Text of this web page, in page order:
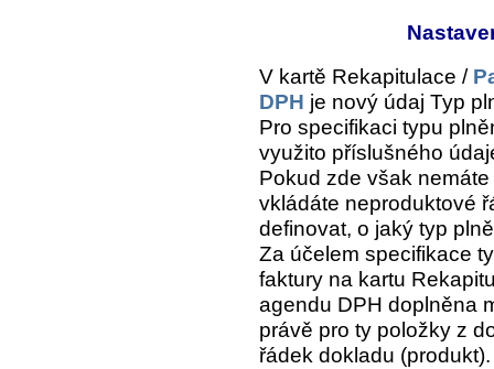
V kartě Rekapitulace /
DPH je nový údaj Typ
Pro specifikaci typu
využito příslušného
Pokud zde však
vkládáte neproduktové
definovat, o jaký typ
Za účelem specifikace
faktury na kartu
agendu DPH doplněna
právě pro ty položky z
řádek dokladu (produkt).